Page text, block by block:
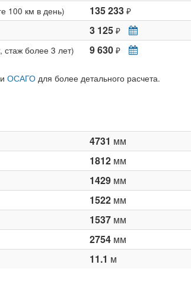
100 км в день) 135 233 ₽
3 125 ₽
стаж более 3 лет) 9 630 ₽
ОСАГОдля более детального расчета.
4731 мм
1812мм
1429мм
1522мм
1537мм
2754мм
11.1 м